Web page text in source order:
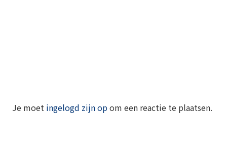
Je moet ingelogd zijn opom een reactie te plaatsen.